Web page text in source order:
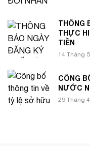
THÔNG
THỰC
TIỀN
14 Tháng
CÔNG
NƯỚC
29 Tháng